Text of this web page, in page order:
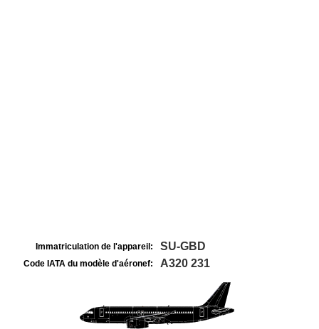
Immatriculation de l'appareil: SU-GBD
Code IATA du modèle d'aéronef: A320 231